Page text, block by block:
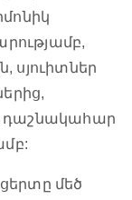
սյուիտներ
դաշնակահար
մեծ